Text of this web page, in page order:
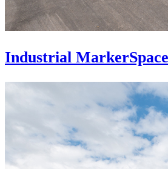
Industrial MarkerSpace